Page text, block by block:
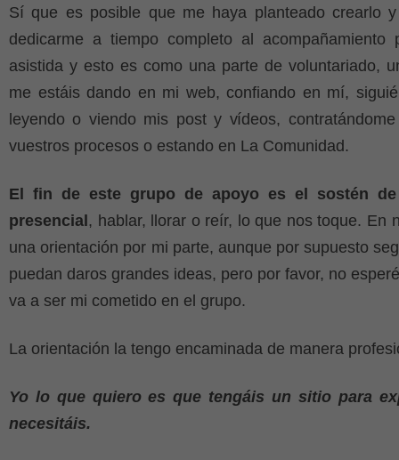
Sí que es posible que me haya planteado crearlo
dedicarme a tiempo completo al acompañamiento
asistida y esto es como una parte de voluntariado,
me estáis dando en mi web, confiando en mí,
leyendo o viendo mis post y vídeos,
vuestros procesos o estando en La Comunidad.
El fin de este grupo de apoyo es el sostén
presencial, hablar, llorar o reír, lo que nos toque. En
una orientación por mi parte, aunque por supuesto
puedan daros grandes ideas, pero por favor, no
va a ser mi cometido en el grupo.
La orientación la tengo encaminada de manera
Yo lo que quiero es que tengáis un sitio para
necesitáis.